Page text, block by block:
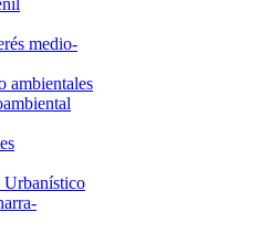
medio-
ambientales
Urbanístico